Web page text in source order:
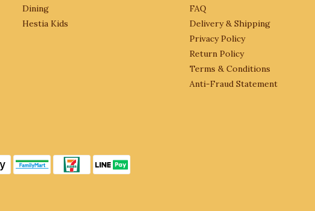
Dining
Hestia Kids
FAQ
Delivery & Shipping
Privacy Policy
Return Policy
Terms & Conditions
Anti-Fraud Statement